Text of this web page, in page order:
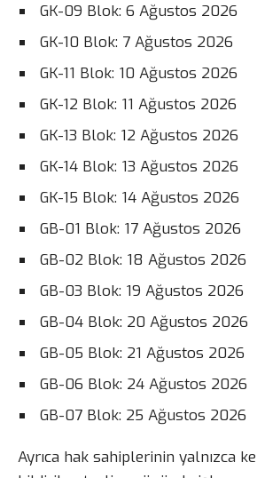
GK-09 Blok: 6 Ağustos 2026
GK-10 Blok: 7 Ağustos 2026
GK-11 Blok: 10 Ağustos 2026
GK-12 Blok: 11 Ağustos 2026
GK-13 Blok: 12 Ağustos 2026
GK-14 Blok: 13 Ağustos 2026
GK-15 Blok: 14 Ağustos 2026
GB-01 Blok: 17 Ağustos 2026
GB-02 Blok: 18 Ağustos 2026
GB-03 Blok: 19 Ağustos 2026
GB-04 Blok: 20 Ağustos 2026
GB-05 Blok: 21 Ağustos 2026
GB-06 Blok: 24 Ağustos 2026
GB-07 Blok: 25 Ağustos 2026
Ayrıca hak sahiplerinin yalnızca